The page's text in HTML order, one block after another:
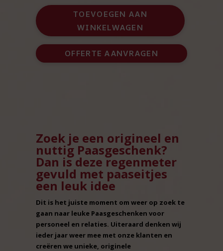
met
paaseitjes
aantal
TOEVOEGEN AAN
WINKELWAGEN
OFFERTE AANVRAGEN
Zoek je een origineel en
nuttig Paasgeschenk?
Dan is deze regenmeter
gevuld met paaseitjes
een leuk idee
Dit is het juiste moment om weer op zoek te
gaan naar leuke Paasgeschenken voor
personeel en relaties. Uiteraard denken wij
ieder jaar weer mee met onze klanten en
creëren we unieke, originele